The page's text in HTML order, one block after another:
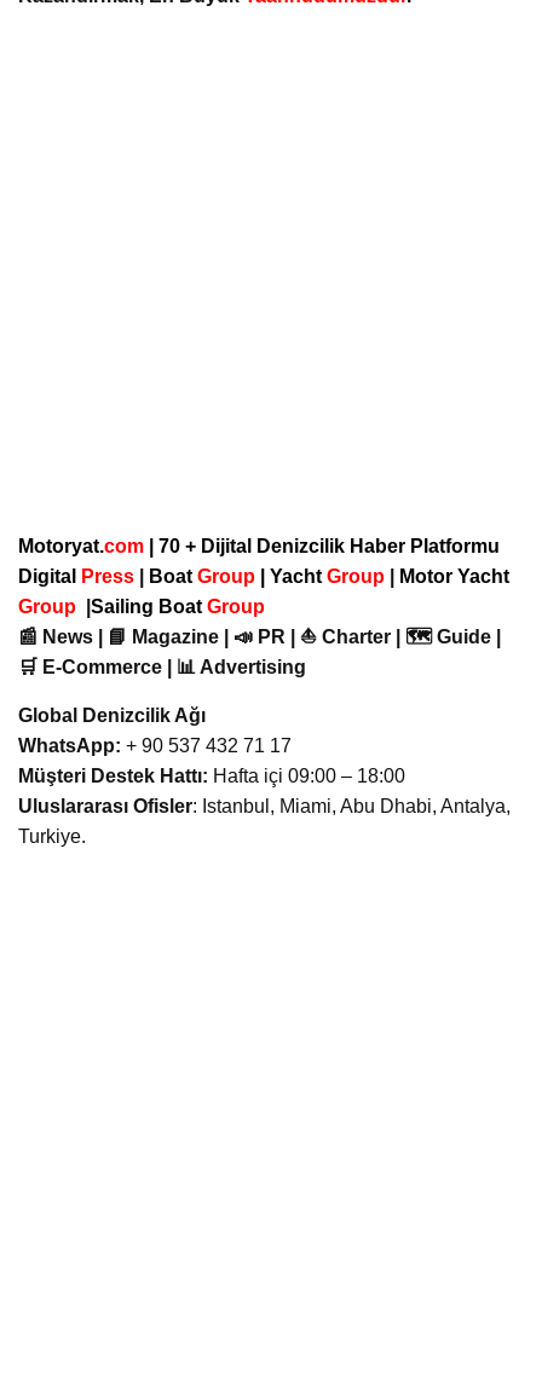
Motoryat.com | 70 + Dijital Denizcilik Haber Platformu
Digital
Press Boat Group Yacht Group
Motor Yacht
Group
Sailing Boat Group
📰 News | 📘 Magazine | 📣 PR | ⛵ Charter | 🗺️ Guide |
🛒 E-Commerce | 📊 Advertising
Global Denizcilik Ağı
WhatsApp: + 90 537 432 71 17
Müşteri Destek Hattı: Hafta içi 09:00 – 18:00
Uluslararası Ofisler: Istanbul, Miami, Abu Dhabi, Antalya,
Turkiye.